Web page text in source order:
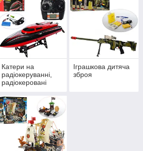
– в асортименті понад 1000
Катери на
радіокеруванні,
радіокеровані
Іграшкова дитяча
зброя